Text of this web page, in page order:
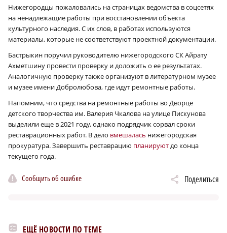
Нижегородцы пожаловались на страницах ведомства в соцсетях
на ненадлежащие работы при восстановлении объекта
культурного наследия. С их слов, в работах используются
материалы, которые не соответствуют проектной документации.
Бастрыкин поручил руководителю нижегородского СК Айрату
Ахметшину провести проверку и доложить о ее результатах.
Аналогичную проверку также организуют в литературном музее
и музее имени Добролюбова, где идут ремонтные работы.
Напомним, что средства на ремонтные работы во Дворце
детского творчества им. Валерия Чкалова на улице Пискунова
выделили еще в 2021 году, однако подрядчик сорвал сроки
реставрационных работ. В дело вмешалась нижегородская
прокуратура. Завершить реставрацию планируютдо конца
текущего года.
Сообщить об ошибке Поделиться
ЕЩЁ НОВОСТИ ПО ТЕМЕ